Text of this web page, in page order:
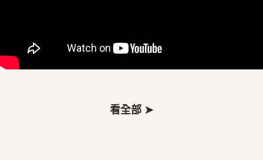
看全部 ➤